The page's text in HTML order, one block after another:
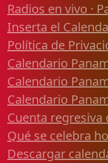
Radios en vivo ·
Inserta el
Política de
Calendario
Calendario
Calendario
Cuenta regresiva
Qué se celebra
Descargar